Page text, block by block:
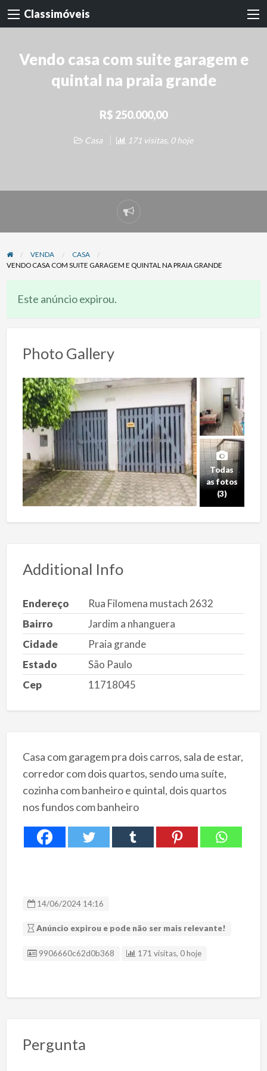
Classimóveis
Vendo casa com suite garagem e
quintal na praia grande
R$ 250.000,00
Casa 171 visitas, 0 hoje
Denunciar
problema
VENDA
CASA
VENDO CASA COM SUITE GARAGEM E QUINTAL NA PRAIA GRANDE
Este anúncio expirou.
Photo Gallery
Todas
as fotos
(3)
Additional Info
Endereço
Rua Filomena mustach 2632
Bairro
Jardim a nhanguera
Cidade
Praia grande
Estado
São Paulo
Cep
11718045
Casa com garagem pra dois carros, sala de estar,
corredor com dois quartos, sendo uma suíte,
cozinha com banheiro e quintal, dois quartos
nos fundos com banheiro
14/06/2024 14:16
Anúncio expirou e pode não ser mais relevante!
ID Anúncio
9906660c62d0b368 171 visitas, 0 hoje
Pergunta